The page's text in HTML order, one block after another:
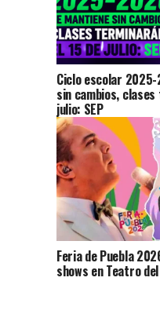
Ciclo escolar
sin cambios,
julio: SEP
Feria de Puebla
shows en Teatro